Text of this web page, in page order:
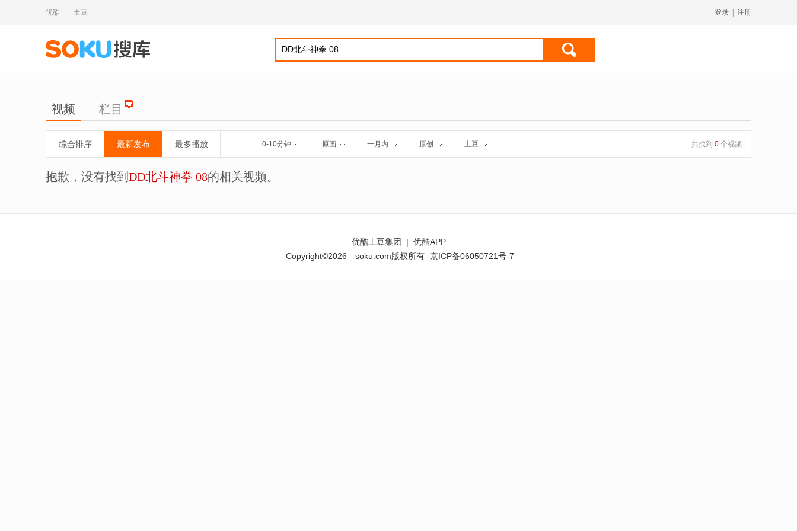
优酷 土豆 登录 注册
视频 栏目
综合排序 最新发布 最多播放 0-10分钟 原画 一月内 原创 土豆 共找到 0 个视频
抱歉，没有找到 DD北斗神拳 08的相关视频。
优酷土豆集团 | 优酷APP
Copyright©2026
soku.com版权所有 京ICP备06050721号-7